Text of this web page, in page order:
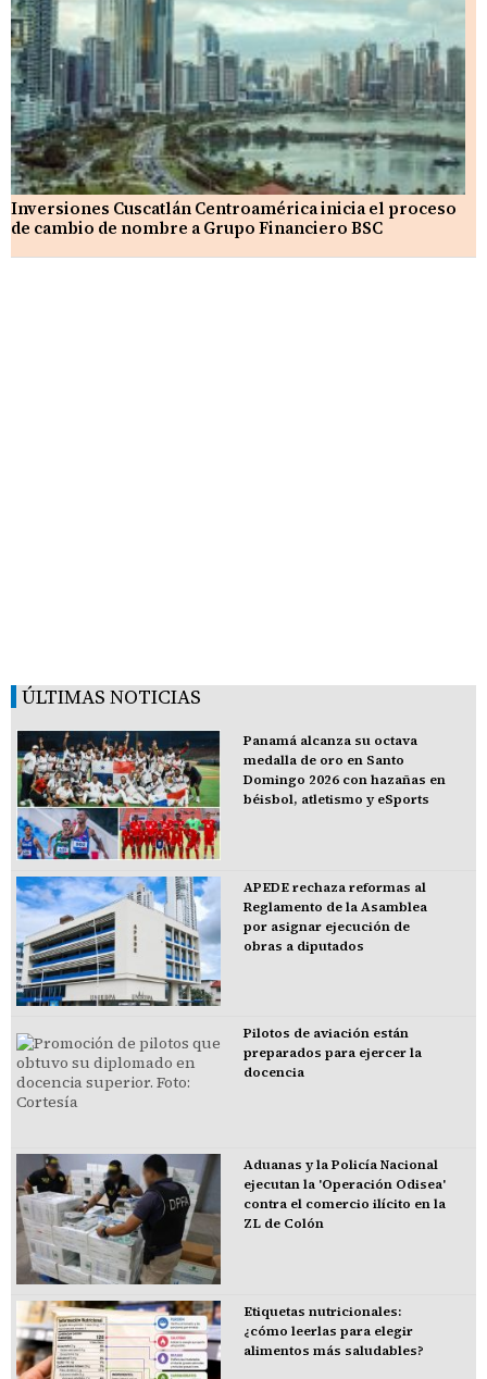
Inversiones Cuscatlán Centroamérica inicia el proceso
de cambio de nombre a Grupo Financiero BSC
ÚLTIMAS NOTICIAS
Panamá alcanza su octava
medalla de oro en Santo
Domingo 2026 con hazañas en
béisbol, atletismo y eSports
APEDE rechaza reformas al
Reglamento de la Asamblea
por asignar ejecución de
obras a diputados
Pilotos de aviación están
preparados para ejercer la
docencia
Aduanas y la Policía Nacional
ejecutan la 'Operación Odisea'
contra el comercio ilícito en la
ZL de Colón
Etiquetas nutricionales:
¿cómo leerlas para elegir
alimentos más saludables?